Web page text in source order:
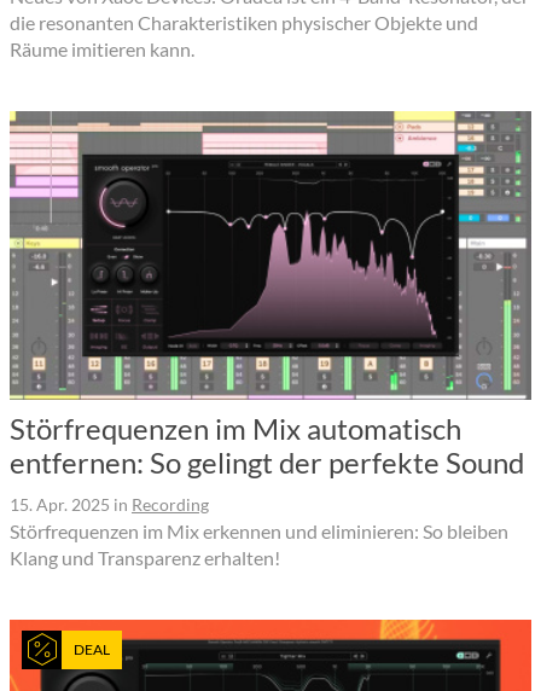
die resonanten Charakteristiken physischer Objekte und
Räume imitieren kann.
Störfrequenzen im Mix automatisch
entfernen: So gelingt der perfekte Sound
15. Apr. 2025 in Recording
Störfrequenzen im Mix erkennen und eliminieren: So bleiben
Klang und Transparenz erhalten!
DEAL